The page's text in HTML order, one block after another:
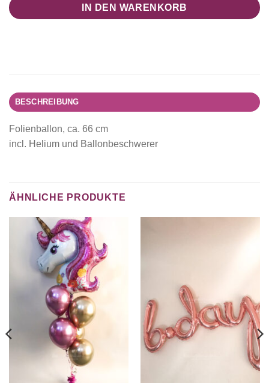
IN DEN WARENKORB
BESCHREIBUNG
Folienballon, ca. 66 cm
incl. Helium und Ballonbeschwerer
ÄHNLICHE PRODUKTE